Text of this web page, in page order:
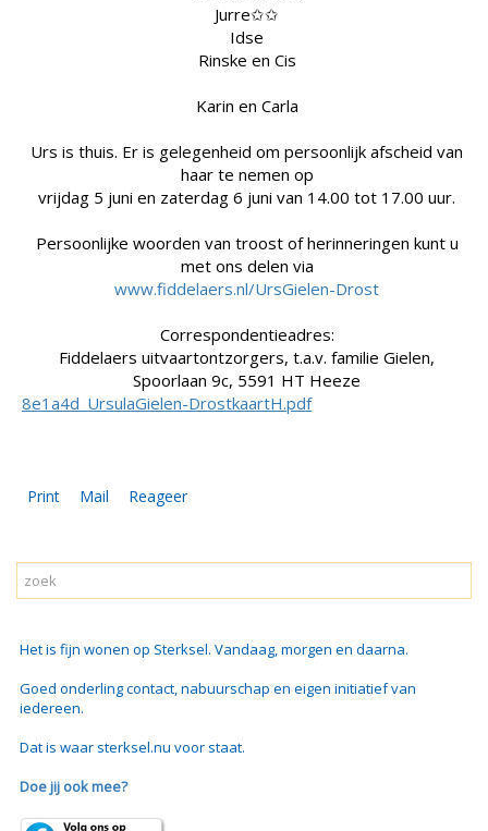
Jurre✩✩
Idse
Rinske en Cis
Karin en Carla
Urs is thuis. Er is gelegenheid om persoonlijk afscheid van
haar te nemen op
vrijdag 5 juni en zaterdag 6 juni van 14.00 tot 17.00 uur.
Persoonlijke woorden van troost of herinneringen kunt u
met ons delen via
www.fiddelaers.nl/UrsGielen-Drost
Correspondentieadres:
Fiddelaers uitvaartontzorgers, t.a.v. familie Gielen,
Spoorlaan 9c, 5591 HT Heeze
8e1a4d_UrsulaGielen-DrostkaartH.pdf
Print Mail Reageer
Het is fijn wonen op Sterksel. Vandaag, morgen en daarna.
Goed onderling contact, nabuurschap en eigen initiatief van
iedereen.
Dat is waar sterksel.nu voor staat.
Doe jij ook mee?